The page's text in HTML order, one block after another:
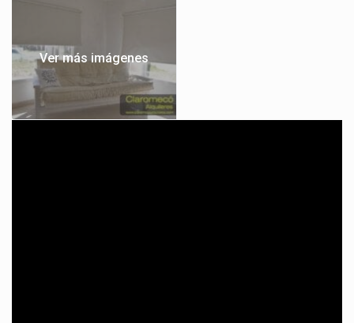
Ver más imágenes